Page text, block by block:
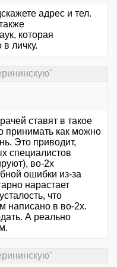
адрес и тел.
которая
личку.
ставят в такое
принимать как можно
Это приводит,
специалистов
во-2х
ошибки из-за
нарастает
что
написано в во-2х.
А реально